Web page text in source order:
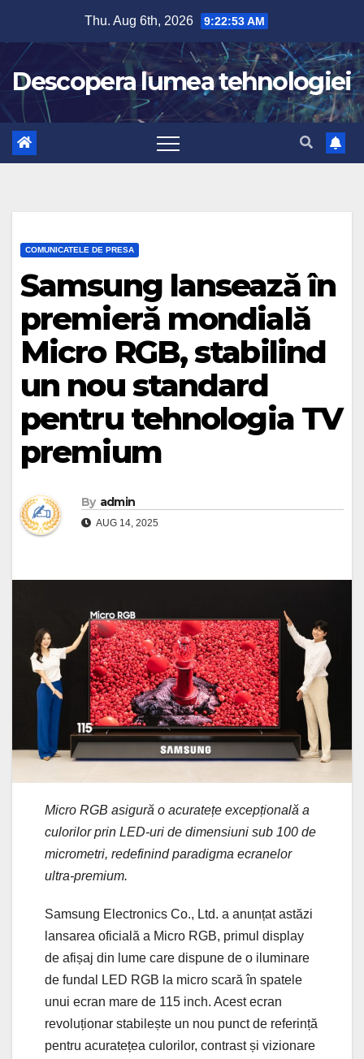
content
Thu. Aug 6th, 2026 9:22:54 AM
Descopera lumea tehnologiei
COMUNICATELE DE PRESA
Samsung lansează în
premieră mondială
Micro RGB, stabilind
un nou standard
pentru tehnologia TV
premium
By admin
AUG 14, 2025
Micro RGB asigură o acuratețe excepțională a
culorilor prin LED-uri de dimensiuni sub 100 de
micrometri, redefinind paradigma ecranelor
ultra-premium.
Samsung Electronics Co., Ltd. a anunțat astăzi
lansarea oficială a Micro RGB, primul display
de afișaj din lume care dispune de o iluminare
de fundal LED RGB la micro scară în spatele
unui ecran mare de 115 inch. Acest ecran
revoluționar stabilește un nou punct de referință
pentru acuratețea culorilor, contrast și vizionare